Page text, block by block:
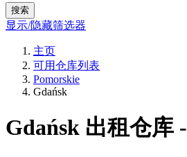
搜索
显示/隐藏筛选器
主页
可用仓库列表
Pomorskie
Gdańsk
Gdańsk 出租仓库 -